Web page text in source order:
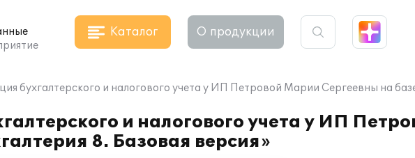
Каталог О продукции
бухгалтерского и налогового учета у ИП Петровой Марии Сергеевны на
и налогового учета у ИП
8. Базовая версия»